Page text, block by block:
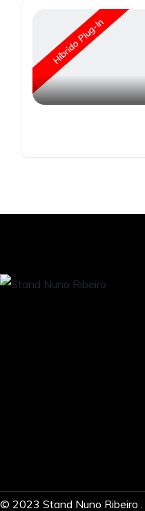
Híbrido Plug-In
© 2023 Stand Nuno Ribeiro